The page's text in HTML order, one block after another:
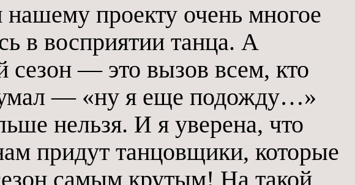
нашему проекту очень многое
в восприятии танца. А
сезон — это вызов всем, кто
— «ну я еще подожду…»
нельзя. И я уверена, что
придут танцовщики, которые
самым крутым! На такой